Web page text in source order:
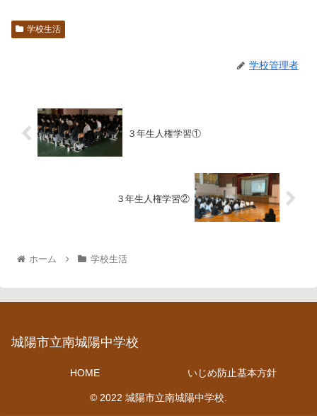
学校生活
学校管理者
３年生人権学習①
３年生人権学習②
ホーム 学校生活
城陽市立南城陽中学校
HOME いじめ防止基本方針
© 2022 城陽市立南城陽中学校.